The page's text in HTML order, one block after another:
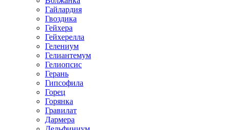
Гайлардия
Гвоздика
Гейхера
Гейхерелла
Гелениум
Гелиантемум
Гелиопсис
Герань
Гипсофила
Горец
Горянка
Гравилат
Дармера